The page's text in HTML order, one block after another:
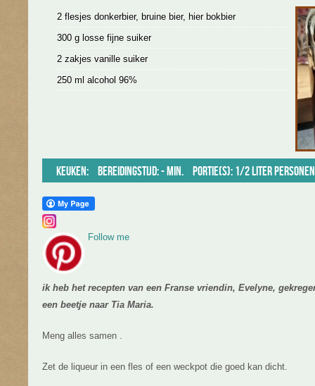
2 flesjes donkerbier, bruine bier, hier bokbier
300 g losse fijne suiker
2 zakjes vanille suiker
250 ml alcohol 96%
Keuken: Bereidingstijd: - min. Portie(s): 1/2 liter personen
Follow me
ik heb het recepten van een Franse vriendin, Evelyne,
een beetje naar Tia Maria.
Meng alles samen .
Zet de liqueur in een fles of een weckpot die goed kan dicht.